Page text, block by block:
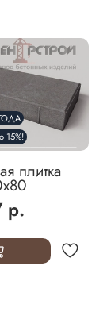
15%!
плитка
р.